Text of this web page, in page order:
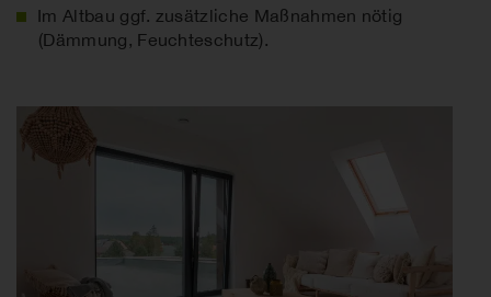
Im Altbau ggf. zusätzliche Maßnahmen nötig
(Dämmung, Feuchteschutz).